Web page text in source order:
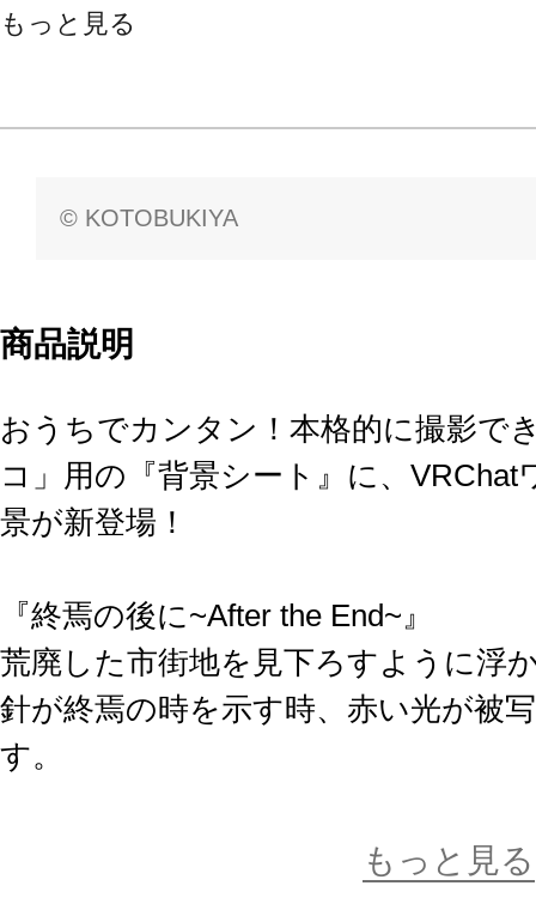
もっと見る
© KOTOBUKIYA
商品説明
おうちでカンタン！本格的に撮影で
コ」用の『背景シート』に、
景が新登場！
『終焉の後に~After the End~』
荒廃した市街地を見下ろすように浮
針が終焉の時を示す時、赤い光が被
す。
裏側に面ファスナーが付いているの
もっと見る